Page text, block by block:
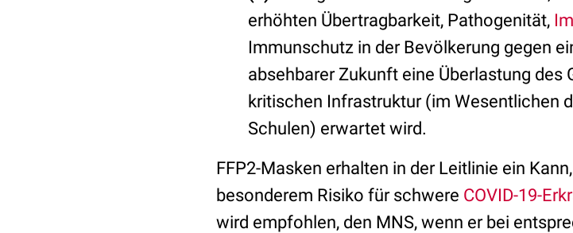
erhöhten Übertragbarkeit, Pathogenität,
Immunschutz in der Bevölkerung gegen
absehbarer Zukunft eine Überlastung
kritischen Infrastruktur (im Wesentlichen
Schulen) erwartet wird.
FFP2-Masken erhalten in der Leitlinie ein
besonderem Risiko für schwere COVID-19-
wird empfohlen, den MNS, wenn er bei